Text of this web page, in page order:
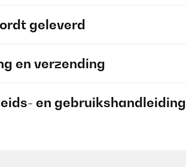
geleverd
en verzending
en gebruikshandleiding